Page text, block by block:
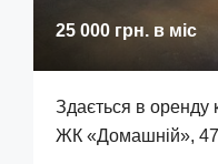
25 000 грн. в міс
Здається в оренду
ЖК «Домашній»,